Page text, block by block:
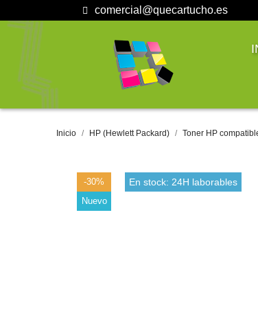
comercial@quecartucho.es
Inicio HP (Hewlett Packard) Toner HP
-30%
Nuevo
En stock: 24H laborables